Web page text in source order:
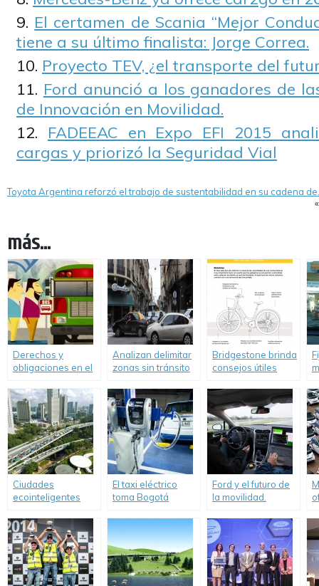
El certamen de Scania “Mejor
tiene a su último finalista: Jorge Correa.
Proyecto TEV, ¿el transporte del
Ford anunció a los ganadores de
de Innovación en Movilidad.
FADEEAC en Expo EFI 2015
cargas y priorizó la Seguridad Vial
Toyota Argentina reforzó el trabajo de sustentabilidad en su cadena
más...
Derechos y
obligaciones en el
de transporte
urbano e
interurbano
Analizan delimitar
zonas sin tránsito
Rosario
Bridgestone brinda
consejos útiles
Ciudades
ecointeligentes
El taxi eléctrico
toma Bogotá
Ford y el futuro de
la movilidad.